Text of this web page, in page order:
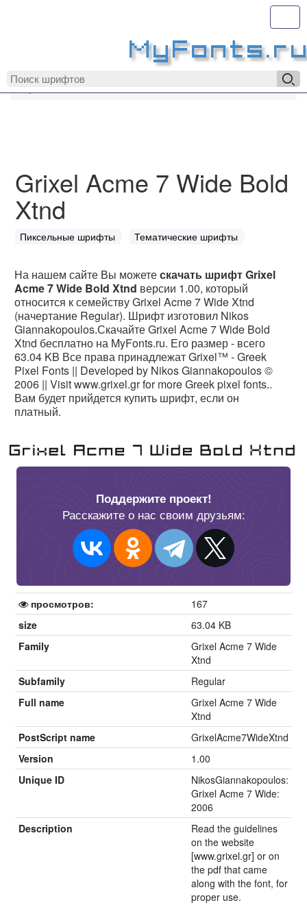
MyFonts.ru
Grixel Acme 7 Wide Bold
Xtnd
Пиксельные шрифты Тематические шрифты
На нашем сайте Вы можетескачать шрифт Grixel
Acme 7 Wide Bold Xtnd версии 1.00, который
относится к семейству Grixel Acme 7 Wide Xtnd
(начертание Regular). Шрифт изготовил Nikos
Giannakopoulos.Скачайте Grixel Acme 7 Wide Bold
Xtnd бесплатно на MyFonts.ru. Его размер - всего
63.04 KB Все права принадлежат Grixel™ - Greek
Pixel Fonts || Developed by Nikos Giannakopoulos ©
2006 || Visit www.grixel.gr for more Greek pixel fonts..
Вам будет прийдется купить шрифт, если он
платный.
Поддержите проект!
Расскажите о нас своим друзьям:
просмотров:
167
size
63.04 KB
Family
Grixel Acme 7 Wide
Xtnd
Subfamily
Regular
Full name
Grixel Acme 7 Wide
Xtnd
PostScript name
GrixelAcme7WideXtnd
Version
1.00
Unique ID
NikosGiannakopoulos:
Grixel Acme 7 Wide:
2006
Description
Read the guidelines
on the website
[www.grixel.gr] or on
the pdf that came
along with the font, for
proper use.